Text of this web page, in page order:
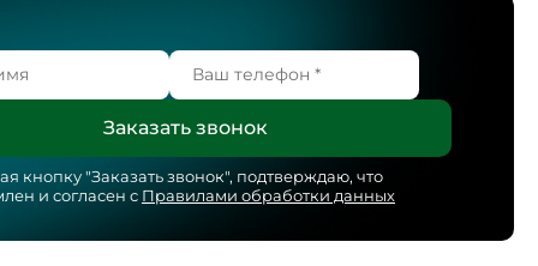
кнопку "Заказать звонок", подтверждаю, что
и согласен с Правилами обработки данных